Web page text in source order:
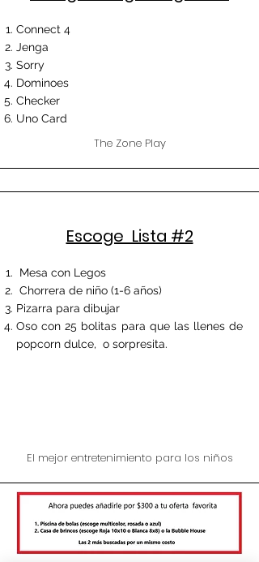
Connect 4
Jenga
Sorry
Dominoes
Checker
Uno Card
The Zone Play
Escoge Lista #2
Mesa con Legos
Chorrera de niño (1-6 años)
Pizarra para dibujar
Oso con 25 bolitas para que las llenes de
popcorn dulce, o sorpresita.
El mejor entretenimiento para los niños